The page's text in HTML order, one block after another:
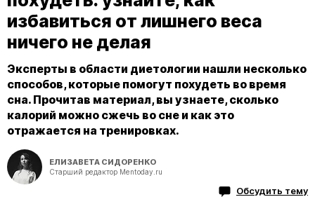
избавиться от лишнего веса
ничего не делая
Эксперты в области диетологии нашли несколько
способов, которые помогут похудеть во время
сна. Прочитав материал, вы узнаете, сколько
калорий можно сжечь во сне и как это
отражается на тренировках.
ЕЛИЗАВЕТА СИДОРЕНКО
Старший редактор Mentoday.ru
Обсудить тему